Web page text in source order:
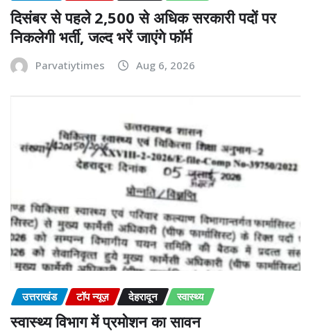
दिसंबर से पहले 2,500 से अधिक सरकारी पदों पर
निकलेगी भर्ती, जल्द भरें जाएंगे फॉर्म
Parvatiytimes Aug 6, 2026
उत्तराखंड टॉप न्यूज़ देहरादून स्वास्थ्य
स्वास्थ्य विभाग में प्रमोशन का सावन